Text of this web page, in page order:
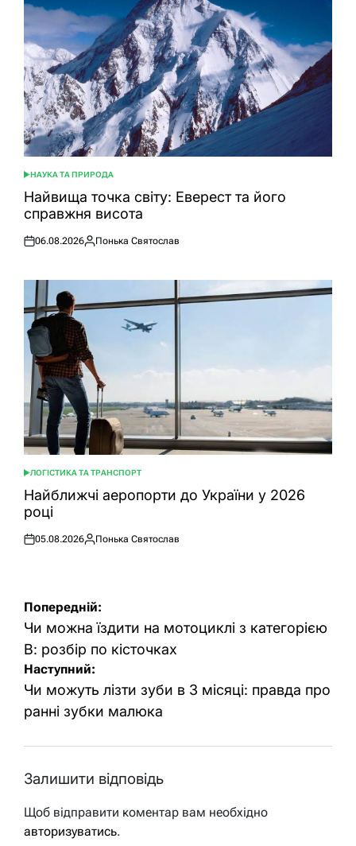
ОПУБЛІКУВАТИ
У
НАУКА ТА ПРИРОДА
Найвища точка світу: Еверест та його
справжня висота
Оприлюднено
06.08.2026
Опубліковано
Понька Святослав
ОПУБЛІКУВАТИ
У
ЛОГІСТИКА ТА ТРАНСПОРТ
Найближчі аеропорти до України у 2026
році
Оприлюднено
05.08.2026
Опубліковано
Понька Святослав
Навігація
записів
Попередній:
Чи можна їздити на мотоциклі з категорією
В: розбір по кісточках
Наступний:
Чи можуть лізти зуби в 3 місяці: правда про
ранні зубки малюка
Залишити відповідь
Щоб відправити коментар вам необхідно
авторизуватись.